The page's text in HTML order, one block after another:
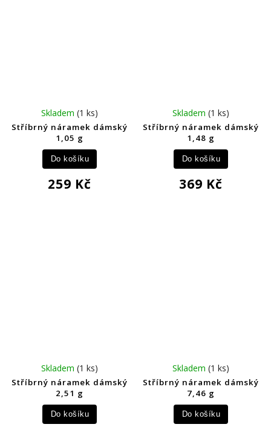
Stříbrný náramek dámský
1,05 g
Skladem(1 ks)
259 Kč
Do košíku
Stříbrný náramek dámský
1,48 g
Skladem(1 ks)
369 Kč
Do košíku
Stříbrný náramek dámský
2,51 g
Skladem(1 ks)
Do košíku
Stříbrný náramek dámský
7,46 g
Skladem(1 ks)
Do košíku